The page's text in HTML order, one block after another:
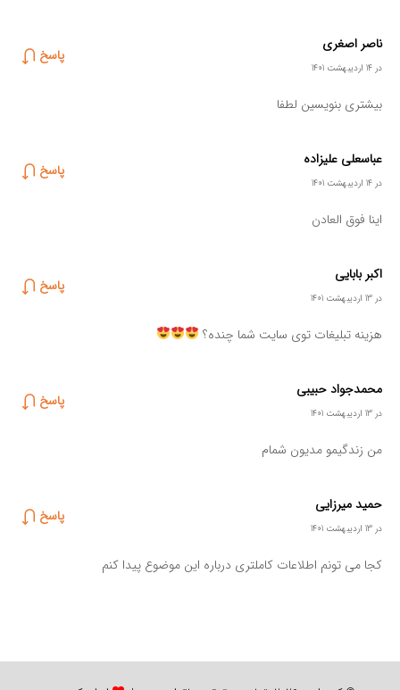
ناصر اصغری
در 14 اردیبهشت 1401
پاسخ
بیشتری بنویسین لطفا
عباسعلی علیزاده
در 14 اردیبهشت 1401
پاسخ
اینا فوق العادن
اکبر بابایی
در 13 اردیبهشت 1401
پاسخ
هزینه تبلیغات توی سایت شما چنده؟
محمدجواد حبیبی
در 13 اردیبهشت 1401
پاسخ
من زندگیمو مدیون شمام
حمید میرزایی
در 13 اردیبهشت 1401
پاسخ
کجا می تونم اطلاعات کاملتری درباره این موضوع پیدا کنم